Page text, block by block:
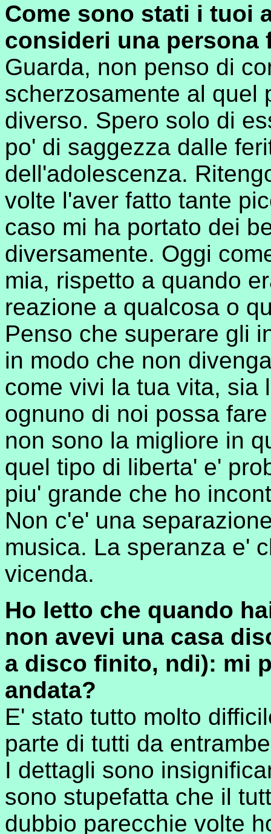
Come sono stati i tuoi
consideri una persona
Guarda, non penso di
scherzosamente al quel
diverso. Spero solo di
po' di saggezza dalle
dell'adolescenza.
volte l'aver fatto tante
caso mi ha portato dei
diversamente. Oggi
mia, rispetto a quando
reazione a qualcosa o
Penso che superare gli
in modo che non
come vivi la tua vita, sia
ognuno di noi possa
non sono la migliore in
quel tipo di liberta' e'
piu' grande che ho
Non c'e' una
musica. La speranza e'
vicenda.
Ho letto che quando
non avevi una casa
a disco finito, ndi): mi
andata?
E' stato tutto molto
parte di tutti da
I dettagli sono
sono stupefatta che il
dubbio parecchie volte